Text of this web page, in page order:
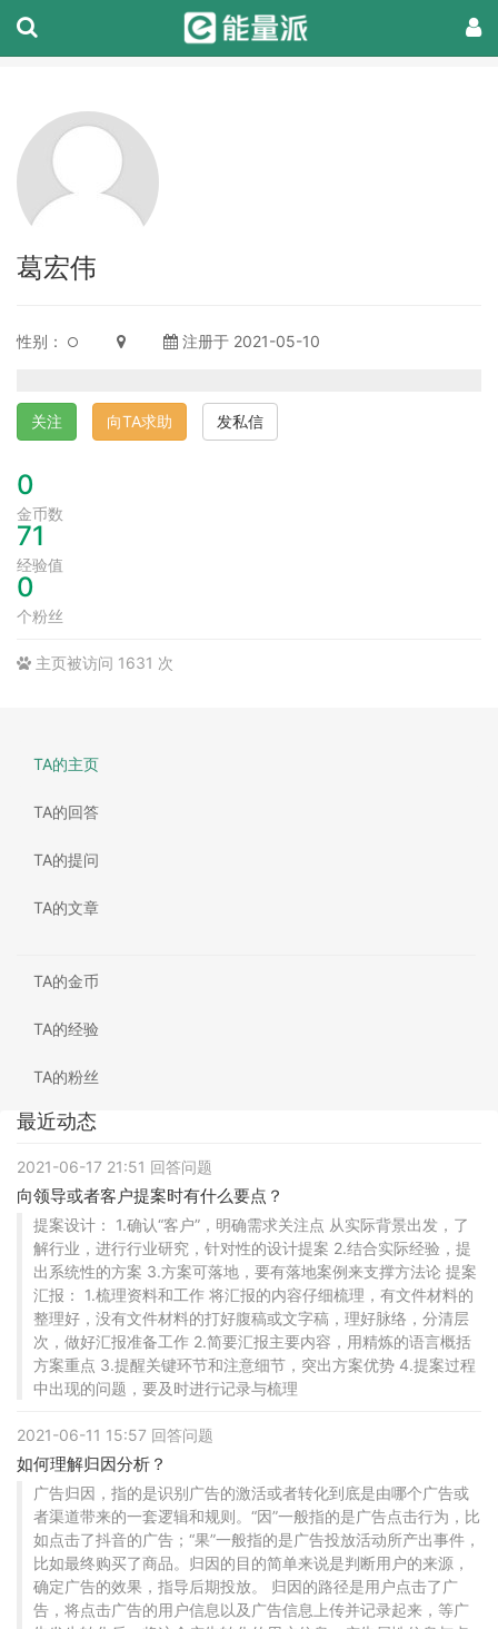
葛宏伟
性别： 注册于 2021-05-10
关注 向TA求助 发私信
0
金币数
71
经验值
0
个粉丝
主页被访问 1631 次
TA的主页
TA的回答
TA的提问
TA的文章
TA的金币
TA的经验
TA的粉丝
最近动态
2021-06-17 21:51 回答问题
向领导或者客户提案时有什么要点？
提案设计： 1.确认“客户”，明确需求关注点 从实际背景出发，了
解行业，进行行业研究，针对性的设计提案 2.结合实际经验，提
出系统性的方案 3.方案可落地，要有落地案例来支撑方法论 提案
汇报： 1.梳理资料和工作 将汇报的内容仔细梳理，有文件材料的
整理好，没有文件材料的打好腹稿或文字稿，理好脉络，分清层
次，做好汇报准备工作 2.简要汇报主要内容，用精炼的语言概括
方案重点 3.提醒关键环节和注意细节，突出方案优势 4.提案过程
中出现的问题，要及时进行记录与梳理
2021-06-11 15:57 回答问题
如何理解归因分析？
广告归因，指的是识别广告的激活或者转化到底是由哪个广告或
者渠道带来的一套逻辑和规则。“因”一般指的是广告点击行为，比
如点击了抖音的广告；“果”一般指的是广告投放活动所产出事件，
比如最终购买了商品。归因的目的简单来说是判断用户的来源，
确定广告的效果，指导后期投放。 归因的路径是用户点击了广
告，将点击广告的用户信息以及广告信息上传并记录起来，等广